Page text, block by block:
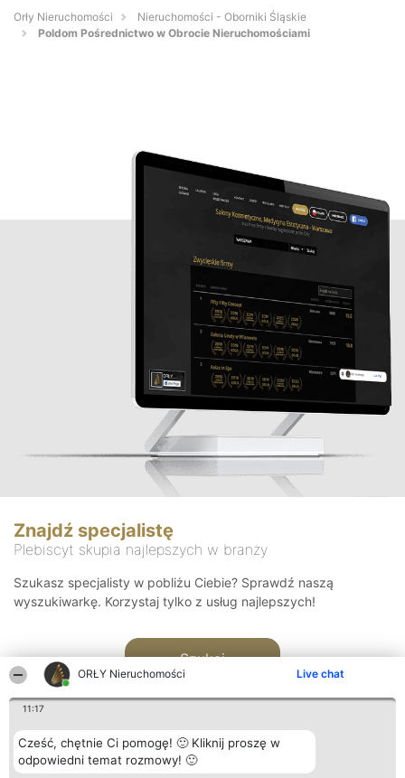
ORŁY Nieruchomości Live chat
11:17
Cześć, chętnie Ci pomogę! 🙂 Kliknij proszę w
odpowiedni temat rozmowy! 🙂
Orły Nieruchomości
Nieruchomości - Oborniki Śląskie
Poldom Pośrednictwo w Obrocie Nieruchomościami
Znajdź specjalistę
Plebiscyt skupia najlepszych w branży
Szukasz specjalisty w pobliżu Ciebie? Sprawdź naszą
wyszukiwarkę. Korzystaj tylko z usług najlepszych!
Szukaj